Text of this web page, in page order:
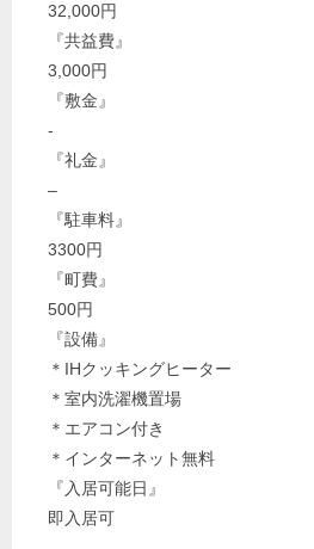
32,000円
『共益費』
3,000円
『敷金』
‐
『礼金』
–
『駐車料』
3300円
『町費』
500円
『設備』
＊IHクッキングヒーター
＊室内洗濯機置場
＊エアコン付き
＊インターネット無料
『入居可能日』
即入居可